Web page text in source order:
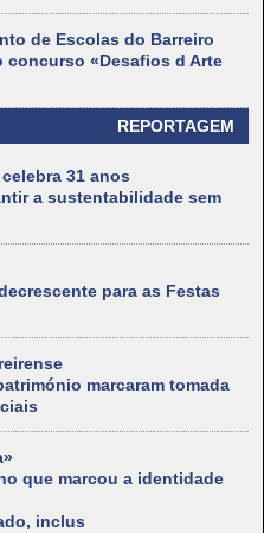
de Escolas do Barreiro
concurso «Desafios d Arte
REPORTAGEM
celebra 31 anos
a sustentabilidade sem
para as Festas
marcaram tomada
que marcou a identidade
inclus